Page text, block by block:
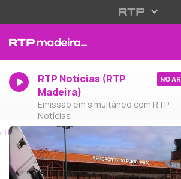
RTP Notícias (RTP
Madeira)
Emissão em simultâneo com RTP
Notícias
NO AR